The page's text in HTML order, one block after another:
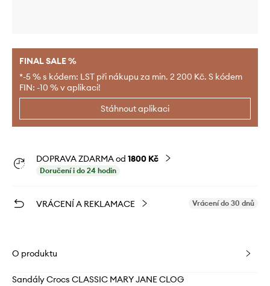
FINAL SALE %
*-5 % s kódem: LST při nákupu za min. 2 200 Kč. S kódem
FIN: -10 % v aplikaci!
Stáhnout aplikaci
DOPRAVA ZDARMA od 1800 Kč
Doručení i do 24 hodin
VRÁCENÍ A REKLAMACE Vrácení do 30 dnů
O produktu
Sandály Crocs CLASSIC MARY JANE CLOG